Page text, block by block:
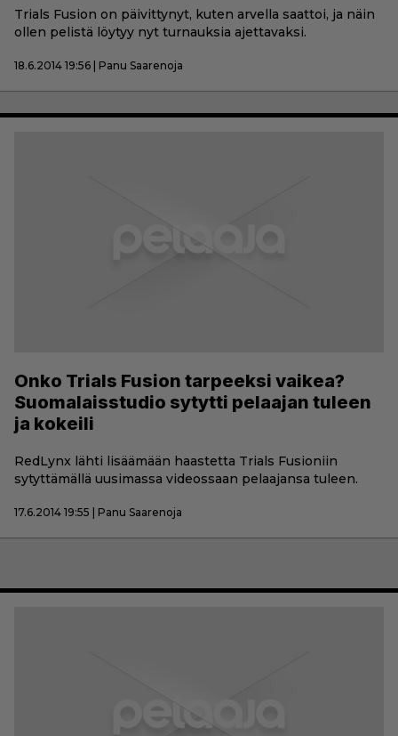
Trials Fusion on päivittynyt, kuten arvella saattoi, ja näin
ollen pelistä löytyy nyt turnauksia ajettavaksi.
18.6.2014 19:56 | Panu Saarenoja
Onko Trials Fusion tarpeeksi vaikea?
Suomalaisstudio sytytti pelaajan tuleen
ja kokeili
RedLynx lähti lisäämään haastetta Trials Fusioniin
sytyttämällä uusimassa videossaan pelaajansa tuleen.
17.6.2014 19:55 | Panu Saarenoja